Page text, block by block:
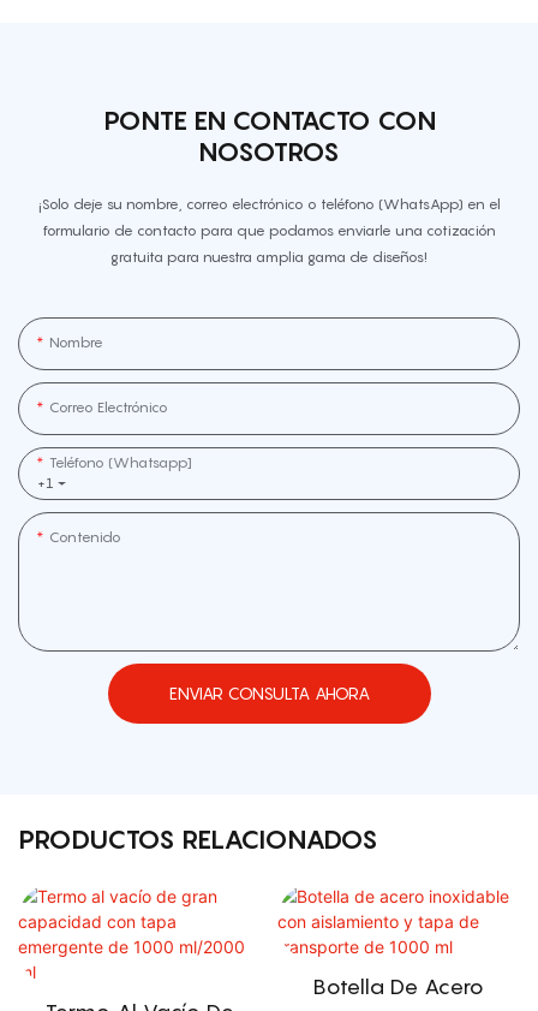
PONTE EN CONTACTO CON
NOSOTROS
¡Solo deje su nombre, correo electrónico o teléfono (WhatsApp) en el
formulario de contacto para que podamos enviarle una cotización
gratuita para nuestra amplia gama de diseños!
Nombre
Correo Electrónico
+1
Teléfono (whatsapp]
Contenido
ENVIAR CONSULTA AHORA
PRODUCTOS RELACIONADOS
Botella De Acero